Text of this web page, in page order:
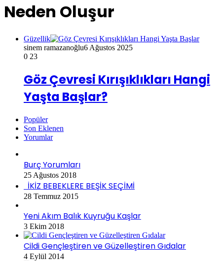
Neden Oluşur
Güzellik
sinem ramazanoğlu6 Ağustos 2025
0 23
Göz Çevresi Kırışıklıkları Hangi
Yaşta Başlar?
Popüler
Son Eklenen
Yorumlar
Burç Yorumları
25 Ağustos 2018
İKİZ BEBEKLERE BEŞİK SEÇİMİ
28 Temmuz 2015
Yeni Akım Balık Kuyruğu Kaşlar
3 Ekim 2018
Cildi Gençleştiren ve Güzelleştiren Gıdalar
4 Eylül 2014